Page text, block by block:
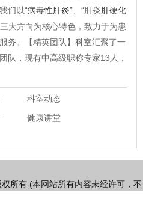
们以“病毒性肝炎”、“肝炎肝硬化
大方向为核心特色，致力于为患
务。【精英团队】科室汇聚了一
队，现有中高级职称专家13人，
科室动态
健康讲堂
所有 (本网站所有内容未经许可，不